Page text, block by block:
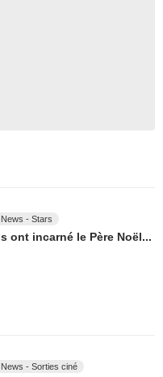
News - Stars
Ils ont incarné le Père Noël...
News - Sorties ciné